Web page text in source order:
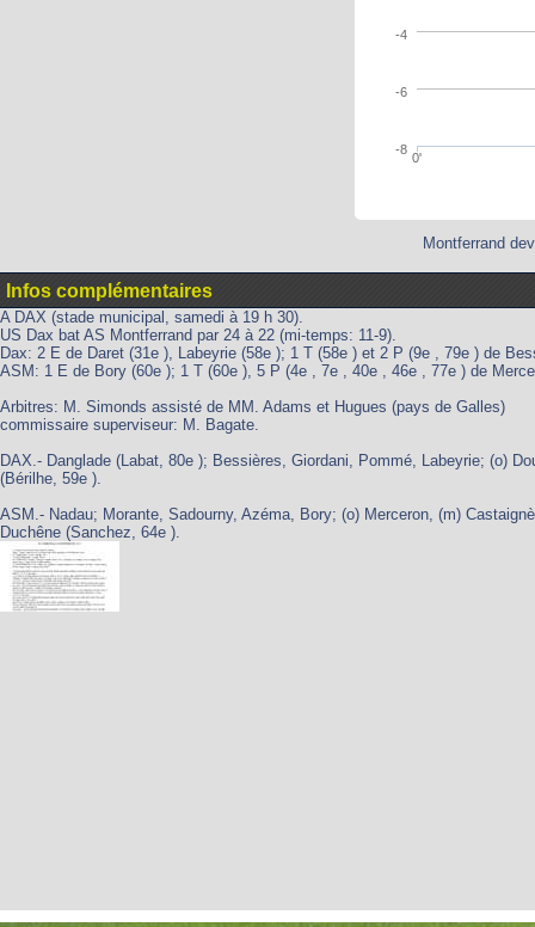
0'
-8
-6
-4
Montferrand
Infos complémentaires
A DAX (stade municipal, samedi à 19 h 30).
US Dax bat AS Montferrand par 24 à 22 (mi-temps: 11-9).
Dax: 2 E de Daret (31e ), Labeyrie (58e ); 1 T (58e ) et 2 P (9e , 79e ) de
ASM: 1 E de Bory (60e ); 1 T (60e ), 5 P (4e , 7e , 40e , 46e , 77e ) de
Arbitres: M. Simonds assisté de MM. Adams et Hugues (pays de Galles)
commissaire superviseur: M. Bagate.
DAX.- Danglade (Labat, 80e ); Bessières, Giordani, Pommé, Labeyrie; (o)
(Bérilhe, 59e ).
ASM.- Nadau; Morante, Sadourny, Azéma, Bory; (o) Merceron, (m)
Duchêne (Sanchez, 64e ).